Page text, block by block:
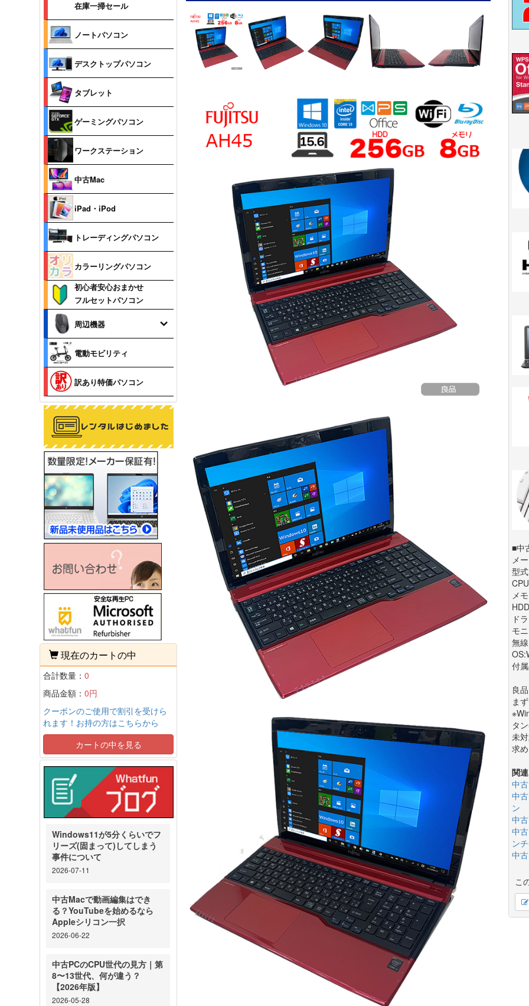
■中
メ
型
メ
ド
モ
無
付
良
ま
タ
未
求
関
中
中
ン
中
中
ン
中
こ
在庫一掃セール
ノートパソコン
デスクトップパソコン
タブレット
ゲーミングパソコン
ワークステーション
中古Mac
iPad・iPod
トレーディングパソコン
カラーリングパソコン
初心者安心おまかせ
フルセットパソコン
周辺機器
電動モビリティ
訳あり特価パソコン
現在のカートの中
合計数量： 0
商品金額： 0円
クーポンのご使用で割引を受けら
れます！お持の方はこちらから
カートの中を見る
Windows11が5分くらいでフ
リーズ(固まって)してしまう
事件について
2026-07-11
中古Macで動画編集はでき
る？YouTubeを始めるなら
Appleシリコン一択
2026-06-22
中古PCのCPU世代の見方｜第
8〜13世代、何が違う？
【2026年版】
2026-05-28